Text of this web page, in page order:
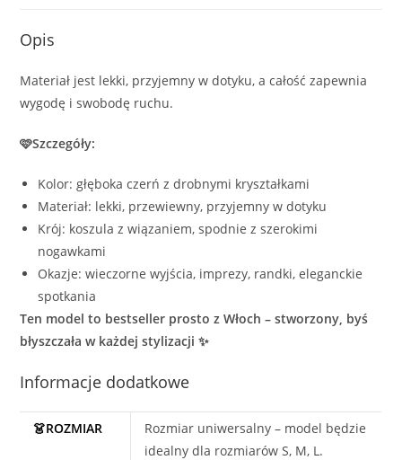
Opis
Materiał jest lekki, przyjemny w dotyku, a całość zapewnia
wygodę i swobodę ruchu.
🩷Szczegóły:
Kolor: głęboka czerń z drobnymi kryształkami
Materiał: lekki, przewiewny, przyjemny w dotyku
Krój: koszula z wiązaniem, spodnie z szerokimi
nogawkami
Okazje: wieczorne wyjścia, imprezy, randki, eleganckie
spotkania
Ten model to bestseller prosto z Włoch – stworzony, byś
błyszczała w każdej stylizacji ✨
Informacje dodatkowe
👗ROZMIAR
Rozmiar uniwersalny – model będzie
idealny dla rozmiarów S, M, L.